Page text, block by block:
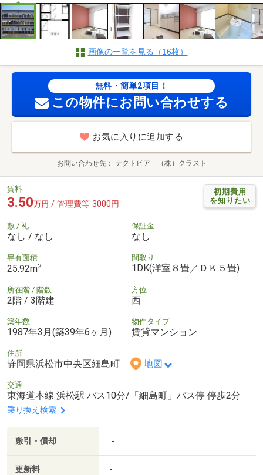
画像の一覧を見る（16枚）
無料・簡単2項目！
この物件にお問い合わせする
お気に入りに追加する
お問い合わせ先 テクトピア （株）クラスト
初期費用
を知りたい
賃料
3.50万円 / 管理費等 3000円
敷 / 礼
なし / なし
保証金
なし
専有面積
25.92m2
間取り
1DK(洋室８畳／ＤＫ５畳)
所在階 / 階数
2階 / 3階建
方位
西
築年数
1987年3月(築39年6ヶ月)
物件タイプ
賃貸マンション
住所
静岡県浜松市中央区細島町 地図
交通
東海道本線 浜松駅 バス10分/「細島町」バス停 停歩2分
乗り換え検索
敷引・償却 -
更新料 -